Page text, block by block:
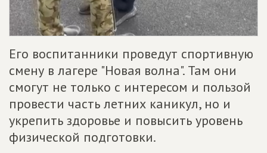
Его воспитанники проведут спортивную
смену в лагере "Новая волна". Там они
смогут не только с интересом и пользой
провести часть летних каникул, но и
укрепить здоровье и повысить уровень
физической подготовки.